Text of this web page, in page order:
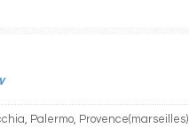
Palermo, Provence(marseilles)